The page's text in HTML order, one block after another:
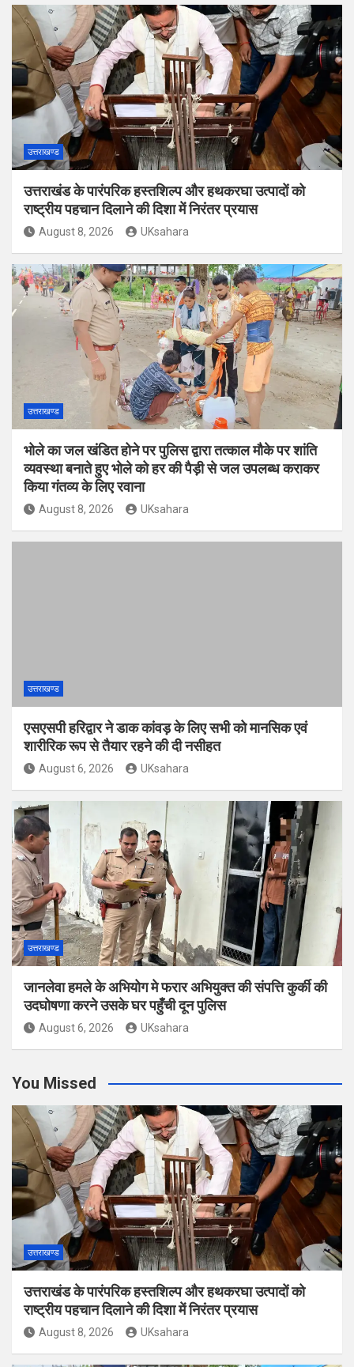
उत्तराखण्ड
उत्तराखंड के पारंपरिक हस्तशिल्प और हथकरघा उत्पादों को
राष्ट्रीय पहचान दिलाने की दिशा में निरंतर प्रयास
August 8, 2026 UKsahara
उत्तराखण्ड
भोले का जल खंडित होने पर पुलिस द्वारा तत्काल मौके पर शांति
व्यवस्था बनाते हुए भोले को हर की पैड़ी से जल उपलब्ध कराकर
किया गंतव्य के लिए रवाना
August 8, 2026 UKsahara
उत्तराखण्ड
एसएसपी हरिद्वार ने डाक कांवड़ के लिए सभी को मानसिक एवं
शारीरिक रूप से तैयार रहने की दी नसीहत
August 6, 2026 UKsahara
उत्तराखण्ड
जानलेवा हमले के अभियोग मे फरार अभियुक्त की संपत्ति कुर्की की
उदघोषणा करने उसके घर पहुँची दून पुलिस
August 6, 2026 UKsahara
You Missed
उत्तराखण्ड
उत्तराखंड के पारंपरिक हस्तशिल्प और हथकरघा उत्पादों को
राष्ट्रीय पहचान दिलाने की दिशा में निरंतर प्रयास
August 8, 2026 UKsahara